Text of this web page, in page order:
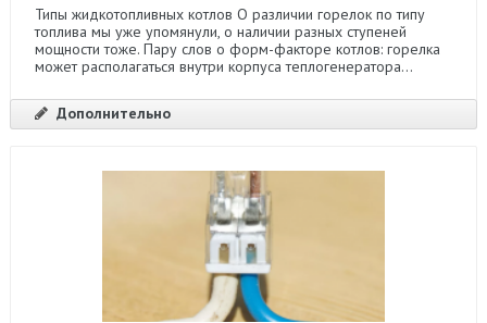
Типы жидкотопливных котлов О различии горелок по типу
топлива мы уже упомянули, о наличии разных ступеней
мощности тоже. Пару слов о форм-факторе котлов: горелка
может располагаться внутри корпуса теплогенератора...
Дополнительно